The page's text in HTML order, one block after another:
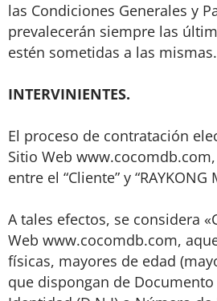
las Condiciones Generales y
prevalecerán siempre las
estén sometidas a las mismas.
INTERVINIENTES.
El proceso de contratación
Sitio Web
entre el “Cliente” y “RAYKONG
A tales efectos, se considera
Web www.cocomdb.com,
físicas, mayores de edad
que dispongan de